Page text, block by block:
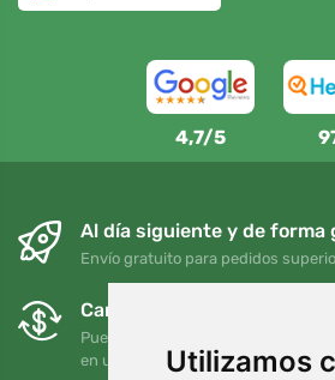
Utilizamos
4,7/5
Al día siguiente y de forma
Envío gratuito para pedidos
Cambios y devoluciones
Puede devolver o cambiar su
en un plazo de 90 días